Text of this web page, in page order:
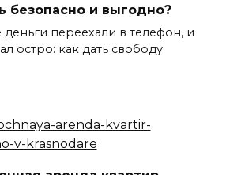
безопасно и выгодно?
переехали в телефон, и
остро: как дать свободу